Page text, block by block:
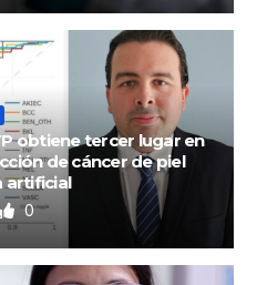
obtiene tercer lugar en
de cáncer de piel
artificial
0